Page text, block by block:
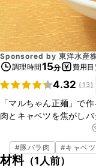
Sponsored by 東洋水産
調理時間15分 費用
4.32 (13)
「マルちゃん正麺」で
肉とキャベツを焦がし
が増し、ニンニクのコ
す。お箸が止まらなく
作りいただけますので
#豚バラ肉 #キャベツ
材料（1人前）